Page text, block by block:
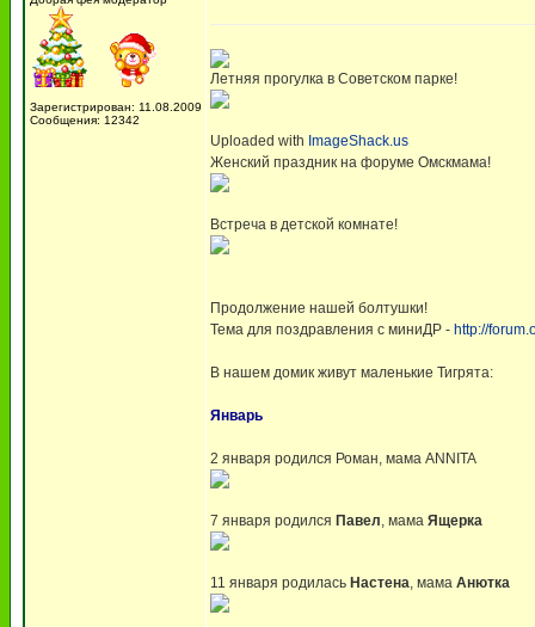
Зарегистрирован: 11.08.2009
Сообщения: 12342
Летняя прогулка в Советском парке!
Uploaded with ImageShack.us
Женский праздник на форуме Омскмама!
Встреча в детской комнате!
Продолжение нашей болтушки!
Тема для поздравления с миниДР - http://
В нашем домик живут маленькие Тигрята:
Январь
2 января родился Роман, мама ANNITA
7 января родился Павел, мама Ящерка
11 января родилась Настена, мама Анютка